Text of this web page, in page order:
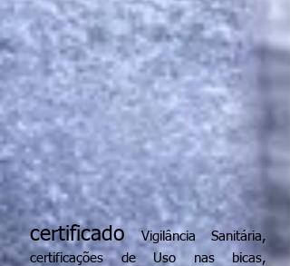
certificadoVigilância Sanitária,
certificações de Uso nas bicas,